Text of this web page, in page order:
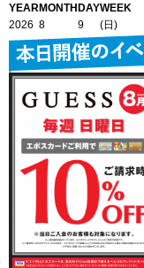
YEARMONTHDAYWEEK
2026 8 9 (日)